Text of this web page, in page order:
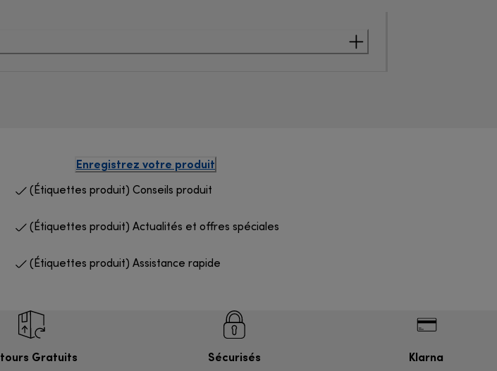
Enregistrez votre produit
(Étiquettes produit) Conseils produit
(Étiquettes produit) Actualités et offres spéciales
(Étiquettes produit) Assistance rapide
Gratuits Sécurisés Klarna